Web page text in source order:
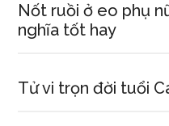
Nốt ruồi ở eo phụ
nghĩa tốt hay
Tử vi trọn đời tuổi